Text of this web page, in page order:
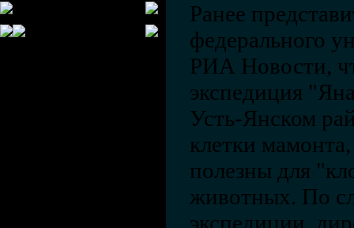
Ранее
федерального
РИА Новости,
экспедиция
Усть-Янском
клетки
полезны для
животных. По
экспедиции,